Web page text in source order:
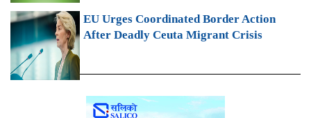
EU Urges Coordinated Border Action
After Deadly Ceuta Migrant Crisis